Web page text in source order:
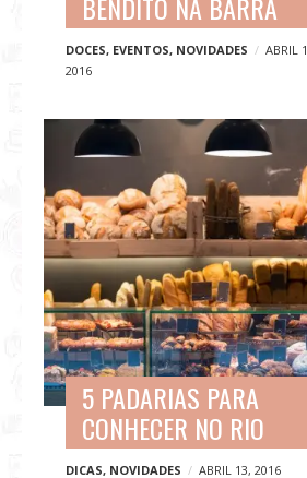
DOCES, EVENTOS, NOVIDADES
ABRIL
2016
5 PADARIAS PARA
CONHECER NO RIO
DICAS, NOVIDADES ABRIL 13, 2016